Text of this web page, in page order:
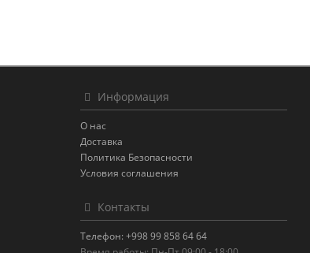
Информация
О нас
Доставка
Политика Безопасности
Условия соглашения
Контакты
Телефон: +998 99 858 64 64